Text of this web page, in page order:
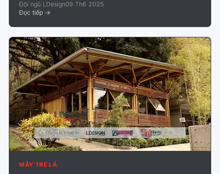
Đội ngũ LDesign09 Th6 2025
Đọc tiếp ->
MÂY TRE LÁ